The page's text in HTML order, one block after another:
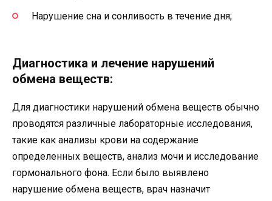
Нарушение сна и сонливость в течение дня;
Диагностика и лечение нарушений
обмена веществ:
Для диагностики нарушений обмена веществ обычно
проводятся различные лабораторные исследования,
такие как анализы крови на содержание
определенных веществ, анализ мочи и исследование
гормонального фона. Если было выявлено
нарушение обмена веществ, врач назначит